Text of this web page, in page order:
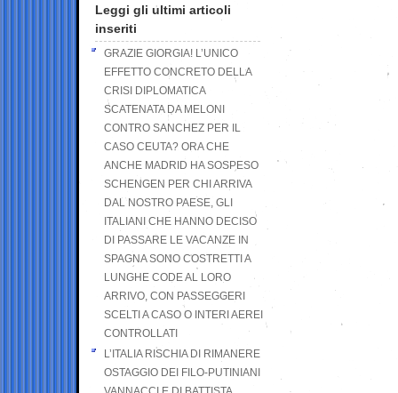
Leggi gli ultimi articoli
inseriti
GRAZIE GIORGIA! L’UNICO
EFFETTO CONCRETO DELLA
CRISI DIPLOMATICA
SCATENATA DA MELONI
CONTRO SANCHEZ PER IL
CASO CEUTA? ORA CHE
ANCHE MADRID HA SOSPESO
SCHENGEN PER CHI ARRIVA
DAL NOSTRO PAESE, GLI
ITALIANI CHE HANNO DECISO
DI PASSARE LE VACANZE IN
SPAGNA SONO COSTRETTI A
LUNGHE CODE AL LORO
ARRIVO, CON PASSEGGERI
SCELTI A CASO O INTERI AEREI
CONTROLLATI
L’ITALIA RISCHIA DI RIMANERE
OSTAGGIO DEI FILO-PUTINIANI